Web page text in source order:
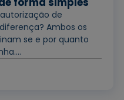
de
Ambos os
se e por quanto